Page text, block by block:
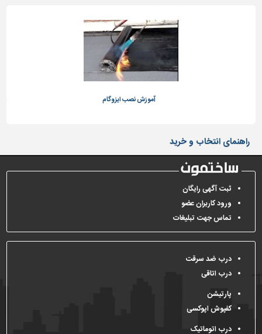
ترافیک
و
سازه
سایر
آموزش نصب ایزوگام
راهنمای انتخاب و خرید
ثبت آگهی رایگان
ورود کاربران عضو
تماس جهت تبلیغات
درب ضد سرقت
درب اتاقی
پارتیشن
کفپوش اپوکسی
درب اتوماتیک